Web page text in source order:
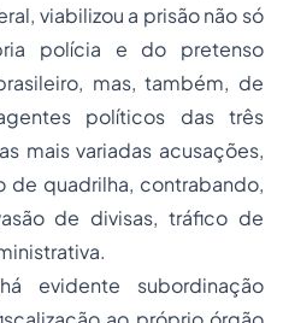
viabilizou a prisãonão só
polícia e do pretenso
mas, também, de
políticos das três
mais variadas acusações,
de quadrilha, contrabando,
de divisas, tráfico de
evidente subordinação